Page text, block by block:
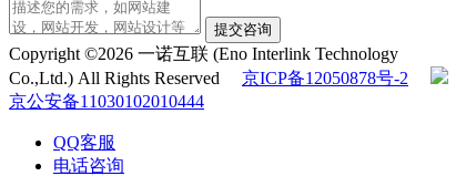
提交咨询
Copyright ©2026 一诺互联 (Eno Interlink Technology
Co.,Ltd.) All Rights Reserved 京ICP备12050878号-2
京公安备11030102010444
QQ客服
电话咨询